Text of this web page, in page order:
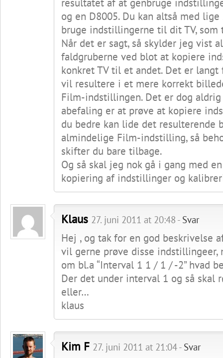
resultatet af at genbruge
og en D8005. Du kan altså med
bruge indstillingerne til dit TV, som
Når det er sagt, så skylder jeg vist
faldgruberne ved blot at kopiere
konkret TV til et andet. Det er
vil resultere i et mere korrekt
Film-indstillingen. Det er dog
abefaling er at prøve at kopiere
du bedre kan lide det resulterende
almindelige Film-indstilling, så
skifter du bare tilbage.
Og så skal jeg nok gå i gang med
kopiering af indstillinger og
Klaus 27. juni 2011 at 20:48 - Svar
Hej , og tak for en god beskrivelse
vil gerne prøve disse
om bl.a “Interval 1 1 / 1 / -2” hvad
Der det under interval 1 og så skal
eller…
klaus
Kim F 27. juni 2011 at 21:04 - Svar